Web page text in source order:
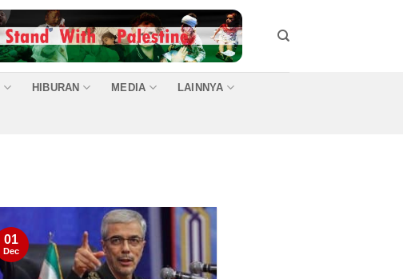
HIBURAN MEDIA LAINNYA
01
Dec